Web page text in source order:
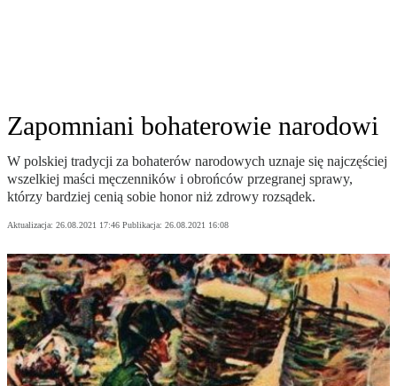
Zapomniani bohaterowie narodowi
W polskiej tradycji za bohaterów narodowych uznaje się najczęściej
wszelkiej maści męczenników i obrońców przegranej sprawy,
którzy bardziej cenią sobie honor niż zdrowy rozsądek.
Aktualizacja: 26.08.2021 17:46 Publikacja: 26.08.2021 16:08